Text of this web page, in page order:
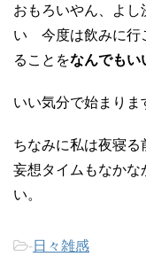
おもろいやん、よし
い 今度は飲みに行
ることをなんでもい
いい気分で始まりま
ちなみに私は夜寝
妄想タイムもなか
い。
-日々雑感